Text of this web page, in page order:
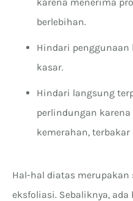
berlebihan.
Hindari
kasar.
Hindari langsung
perlindungan
kemerahan,
Hal-hal diatas merupakan
eksfoliasi. Sebaliknya,